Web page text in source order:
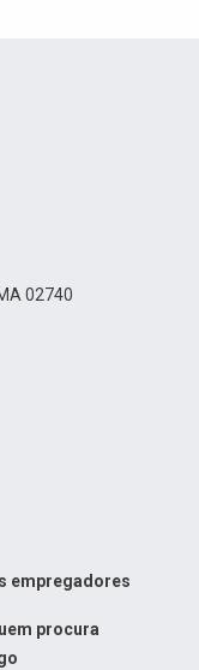
02740
empregadores
procura